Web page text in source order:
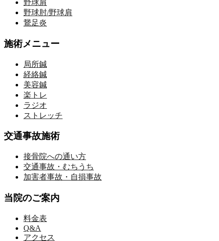
野球肩
野球肘/野球肩
鵞足炎
施術メニュー
局所鍼
経絡鍼
美容鍼
楽トレ
ラジオ
ストレッチ
交通事故施術
接骨院への通い方
交通事故・むちうち
加害者事故・自損事故
当院のご案内
料金表
Q&A
アクセス